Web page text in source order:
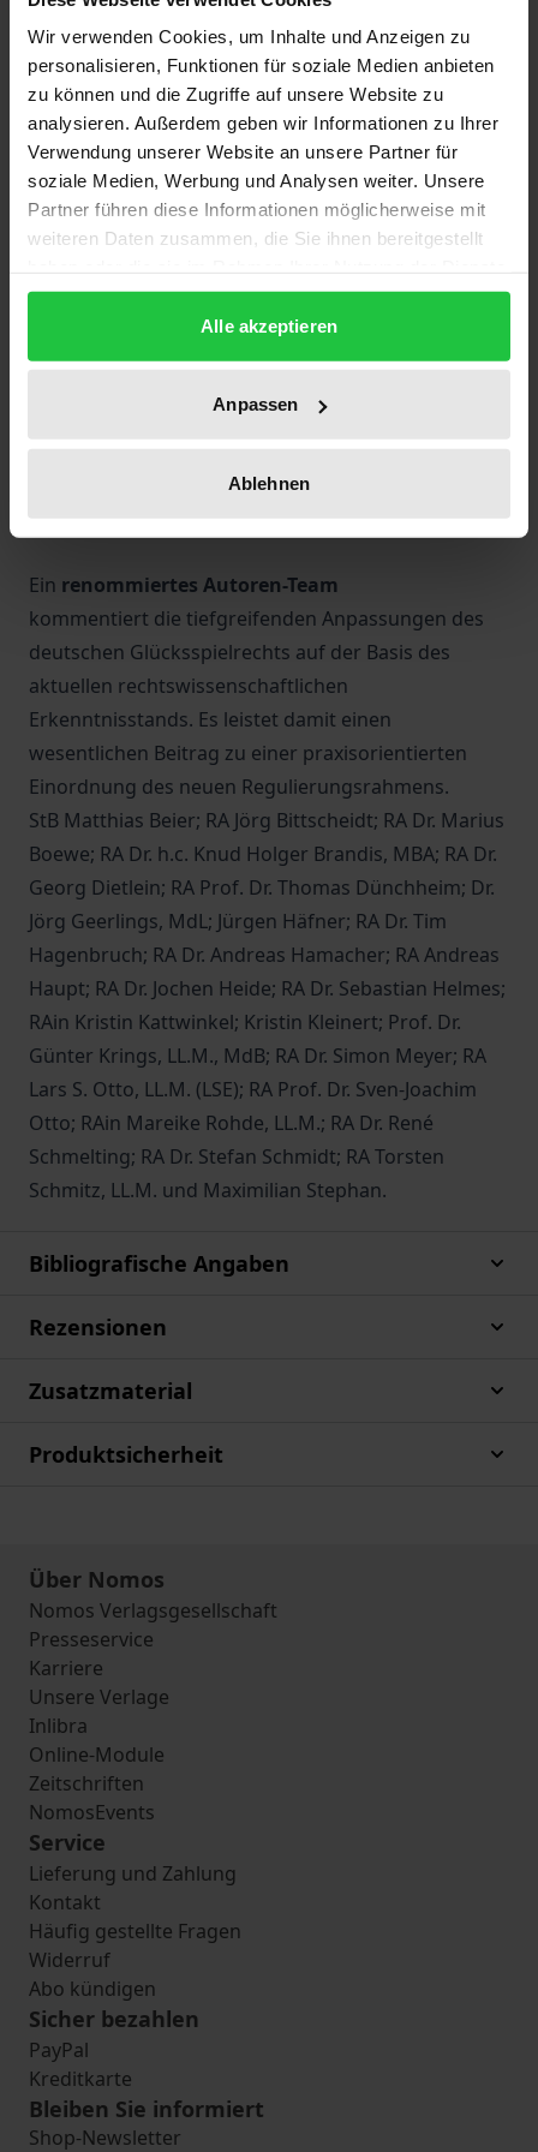
Wir verwenden Cookies, um Inhalte und Anzeigen zu
personalisieren, Funktionen für soziale Medien anbieten
zu können und die Zugriffe auf unsere Website zu
analysieren. Außerdem geben wir Informationen zu Ihrer
Verwendung unserer Website an unsere Partner für
soziale Medien, Werbung und Analysen weiter. Unsere
Partner führen diese Informationen möglicherweise mit
weiteren Daten zusammen, die Sie ihnen bereitgestellt
gesammelt haben.
Alle akzeptieren
Anpassen
Ablehnen
bauordnungsrechtliche Vorschriften
Schwerpunkte
• Neuer Regulierungsrahmen für Glücksspiele im
Internet
• Neue Maßnahmen zum Spielerschutz
• Einführung eines anbieter- und
spielformübergreifenden Sperrsystems
Fachanwälte für Verwaltungsrecht, Betreiber von
Glückspielunternehmen, Aufsichts-, Ordnungs- und
Strafverfolgungsbehörden, Gerichte, v.a.
Verwaltungsgerichtsbarkeit.
Ein renommiertes Autoren-Team
kommentiert die tiefgreifenden Anpassungen des
deutschen Glücksspielrechts auf der Basis des
aktuellen rechtswissenschaftlichen
Erkenntnisstands. Es leistet damit einen
wesentlichen Beitrag zu einer praxisorientierten
Einordnung des neuen Regulierungsrahmens.
StB Matthias Beier; RA Jörg Bittscheidt; RA Dr. Marius
Boewe; RA Dr. h.c. Knud Holger Brandis, MBA; RA Dr.
Georg Dietlein; RA Prof. Dr. Thomas Dünchheim; Dr.
Jörg Geerlings, MdL; Jürgen Häfner; RA Dr. Tim
Hagenbruch; RA Dr. Andreas Hamacher; RA Andreas
Haupt; RA Dr. Jochen Heide; RA Dr. Sebastian Helmes;
RAin Kristin Kattwinkel; Kristin Kleinert; Prof. Dr.
Günter Krings, LL.M., MdB; RA Dr. Simon Meyer; RA
Lars S. Otto, LL.M. (LSE); RA Prof. Dr. Sven-Joachim
Otto; RAin Mareike Rohde, LL.M.; RA Dr. René
Schmelting; RA Dr. Stefan Schmidt; RA Torsten
Schmitz, LL.M. und Maximilian Stephan.
Bibliografische Angaben
Rezensionen
Zusatzmaterial
Produktsicherheit
Über Nomos
Nomos Verlagsgesellschaft
Presseservice
Karriere
Unsere Verlage
Inlibra
Online-Module
Zeitschriften
NomosEvents
Service
Lieferung und Zahlung
Kontakt
Häufig gestellte Fragen
Widerruf
Abo kündigen
Sicher bezahlen
PayPal
Kreditkarte
Bleiben Sie informiert
Shop-Newsletter